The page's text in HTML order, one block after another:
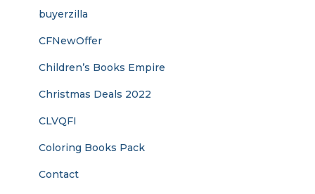
buyerzilla
CFNewOffer
Children’s Books Empire
Christmas Deals 2022
CLVQFI
Coloring Books Pack
Contact